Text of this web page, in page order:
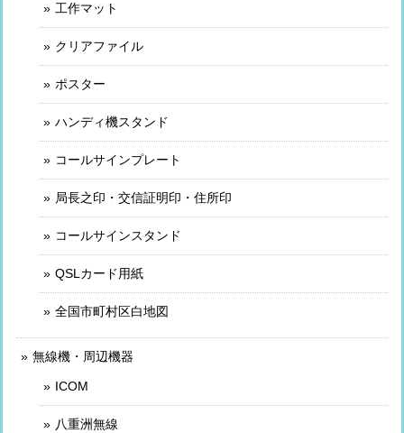
工作マット
クリアファイル
ポスター
ハンディ機スタンド
コールサインプレート
局長之印・交信証明印・住所印
コールサインスタンド
QSLカード用紙
全国市町村区白地図
無線機・周辺機器
ICOM
八重洲無線